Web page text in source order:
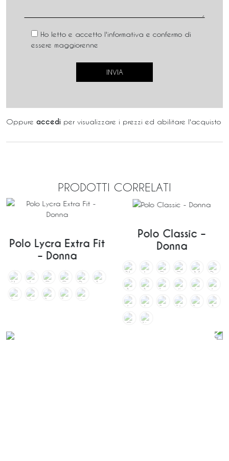
Ho letto e accetto l'informativa e confermo di
essere maggiorenne
Oppure accedi per visualizzare i prezzi ed abilitare l'acquisto
PRODOTTI CORRELATI
Polo Lycra Extra Fit
– Donna
Polo Classic –
Donna